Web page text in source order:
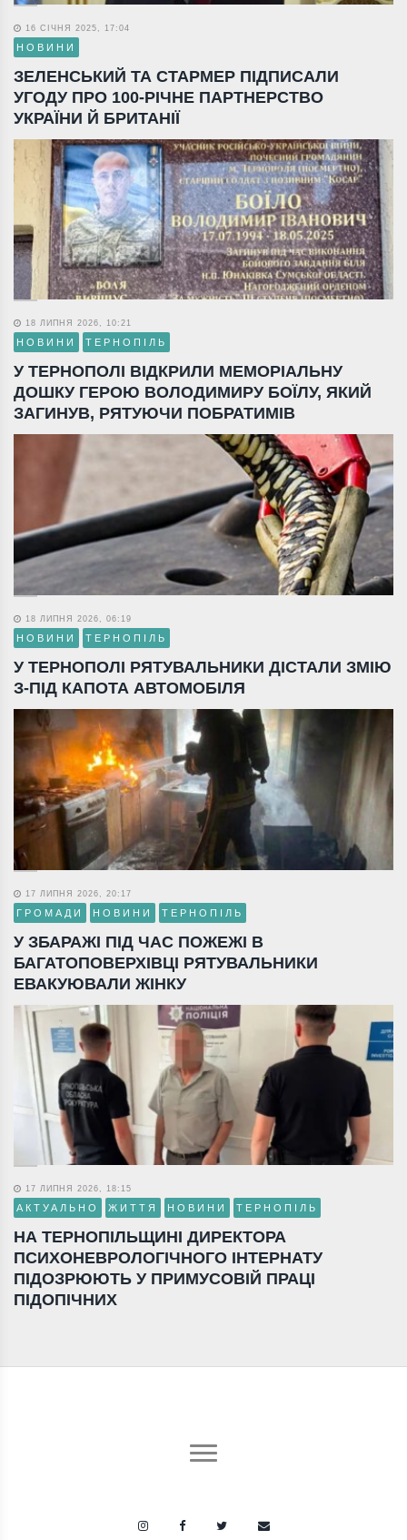
16 СІЧНЯ 2025, 17:04
НОВИНИ
ЗЕЛЕНСЬКИЙ ТА СТАРМЕР ПІДПИСАЛИ
УГОДУ ПРО 100-РІЧНЕ ПАРТНЕРСТВО
УКРАЇНИ Й БРИТАНІЇ
18 ЛИПНЯ 2026, 10:21
НОВИНИ ТЕРНОПІЛЬ
У ТЕРНОПОЛІ ВІДКРИЛИ МЕМОРІАЛЬНУ
ДОШКУ ГЕРОЮ ВОЛОДИМИРУ БОЇЛУ, ЯКИЙ
ЗАГИНУВ, РЯТУЮЧИ ПОБРАТИМІВ
18 ЛИПНЯ 2026, 06:19
НОВИНИ ТЕРНОПІЛЬ
У ТЕРНОПОЛІ РЯТУВАЛЬНИКИ ДІСТАЛИ ЗМІЮ
З-ПІД КАПОТА АВТОМОБІЛЯ
17 ЛИПНЯ 2026, 20:17
ГРОМАДИ НОВИНИ ТЕРНОПІЛЬ
У ЗБАРАЖІ ПІД ЧАС ПОЖЕЖІ В
БАГАТОПОВЕРХІВЦІ РЯТУВАЛЬНИКИ
ЕВАКУЮВАЛИ ЖІНКУ
17 ЛИПНЯ 2026, 18:15
АКТУАЛЬНО ЖИТТЯ НОВИНИ ТЕРНОПІЛЬ
НА ТЕРНОПІЛЬЩИНІ ДИРЕКТОРА
ПСИХОНЕВРОЛОГІЧНОГО ІНТЕРНАТУ
ПІДОЗРЮЮТЬ У ПРИМУСОВІЙ ПРАЦІ
ПІДОПІЧНИХ